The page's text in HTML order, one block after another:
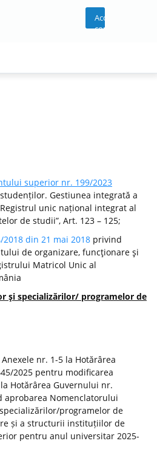
Acces
cont
superior nr. 199/2023
Gestiunea integrată a
unic național integrat al
de studii”, Art. 123 – 125;
2018 din 21 mai 2018 privind
de organizare, funcţionare şi
Matricol Unic al
şi specializărilor/ programelor de
Anexele nr. 1-5 la Hotărârea
2025 pentru modificarea
Hotărârea Guvernului nr.
aprobarea Nomenclatorului
programelor de
și a structurii instituțiilor de
pentru anul universitar 2025-